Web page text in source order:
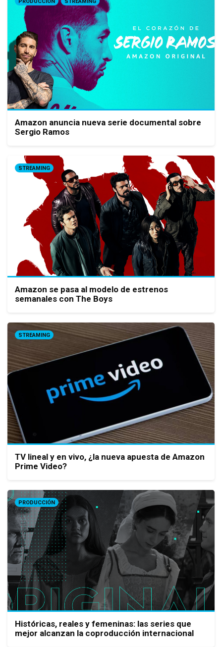
PRODUCCIÓN STREAMING
Amazon anuncia nueva serie documental sobre
Sergio Ramos
STREAMING
Amazon se pasa al modelo de estrenos
semanales con The Boys
STREAMING
TV lineal y en vivo, ¿la nueva apuesta de Amazon
Prime Video?
PRODUCCIÓN
Históricas, reales y femeninas: las series que
mejor alcanzan la coproducción internacional